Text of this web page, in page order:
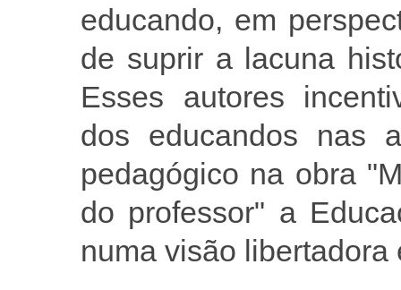
educando, em
de suprir a lacuna
Esses autores
dos educandos nas
pedagógico na obra
do professor" a
numa visão libertadora